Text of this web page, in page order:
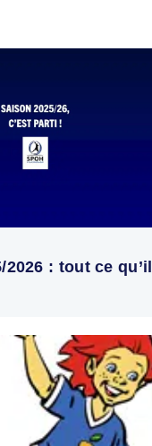
2026 : tout ce qu’il